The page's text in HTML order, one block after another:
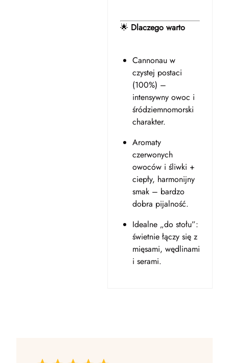
🌟 Dlaczego warto
Cannonau w
czystej postaci
(100%) –
intensywny owoc i
śródziemnomorski
charakter.
Aromaty
czerwonych
owoców i śliwki +
ciepły, harmonijny
smak – bardzo
dobra pijalność.
Idealne „do stołu”:
świetnie łączy się z
mięsami, wędlinami
i serami.